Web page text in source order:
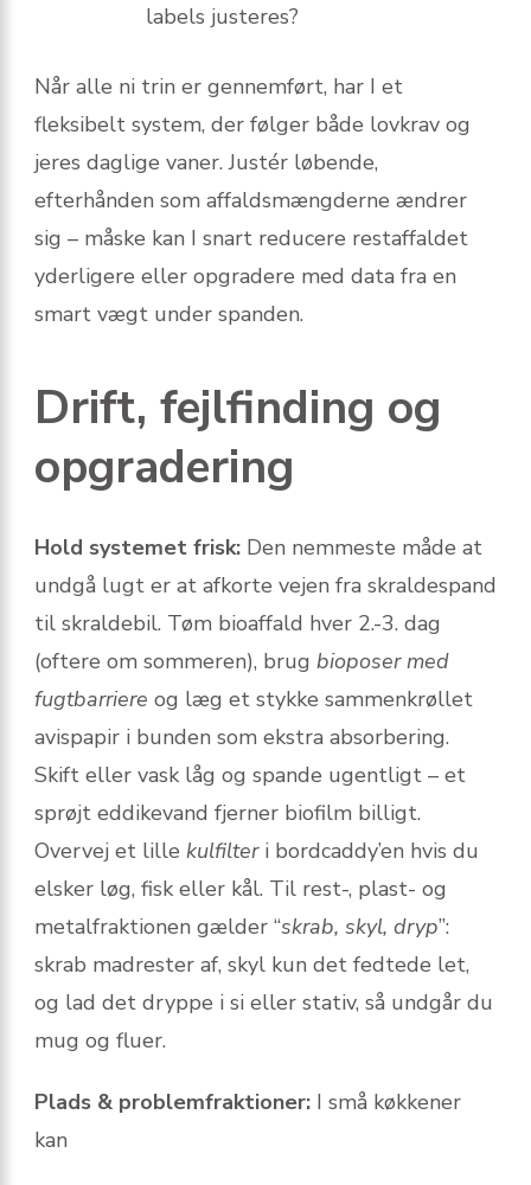
labels justeres?
Når alle ni trin er gennemført, har I et
fleksibelt system, der følger både lovkrav og
jeres daglige vaner. Justér løbende,
efterhånden som affaldsmængderne ændrer
sig – måske kan I snart reducere restaffaldet
yderligere eller opgradere med data fra en
smart vægt under spanden.
Drift, fejlfinding og
opgradering
Hold systemet frisk: Den nemmeste måde at
undgå lugt er at afkorte vejen fra skraldespand
til skraldebil. Tøm bioaffald hver 2.-3. dag
(oftere om sommeren), brug bioposer med
fugtbarriere og læg et stykke sammenkrøllet
avispapir i bunden som ekstra absorbering.
Skift eller vask låg og spande ugentligt – et
sprøjt eddikevand fjerner biofilm billigt.
Overvej et lille kulfilteri bordcaddy’en hvis du
elsker løg, fisk eller kål. Til rest-, plast- og
metalfraktionen gælder “skrab, skyl, dryp”:
skrab madrester af, skyl kun det fedtede let,
og lad det dryppe i si eller stativ, så undgår du
mug og fluer.
Plads & problemfraktioner: I små køkkener
kan